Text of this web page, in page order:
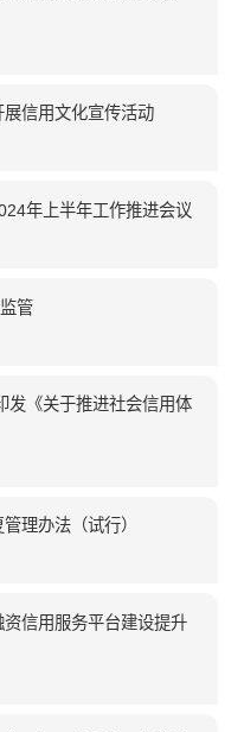
信用文化宣传活动
年上半年工作推进会议
管
发《关于推进社会信用体
理办法（试行）
信用服务平台建设提升